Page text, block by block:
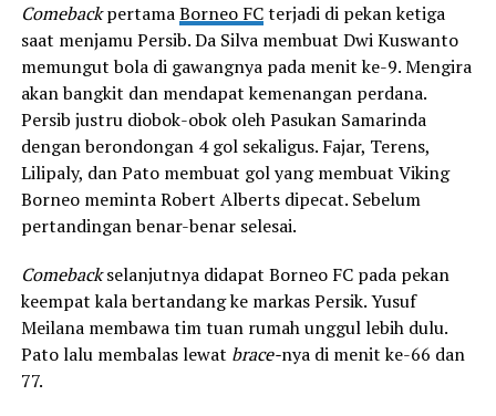
ComebackpertamaBorneo FCterjadi di pekan ketiga
saat menjamu Persib. Da Silva membuat Dwi Kuswanto
memungut bola di gawangnya pada menit ke-9. Mengira
akan bangkit dan mendapat kemenangan perdana.
Persib justru diobok-obok oleh Pasukan Samarinda
dengan berondongan 4 gol sekaligus. Fajar, Terens,
Lilipaly, dan Pato membuat gol yang membuat Viking
Borneo meminta Robert Alberts dipecat. Sebelum
pertandingan benar-benar selesai.
Comebackselanjutnya didapat Borneo FC pada pekan
keempat kala bertandang ke markas Persik. Yusuf
Meilana membawa tim tuan rumah unggul lebih dulu.
Pato lalu membalas lewat brace-nya di menit ke-66 dan
77.